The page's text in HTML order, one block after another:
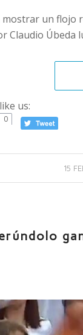
mostrar un
Claudio Úbeda
us:
0
15